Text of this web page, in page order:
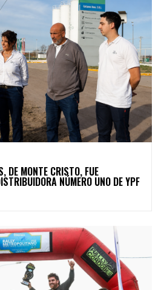
DE MONTE CRISTO, FUE
NÚMERO UNO DE YPF